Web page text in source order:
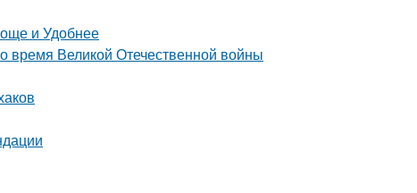
и Удобнее
время Великой Отечественной войны